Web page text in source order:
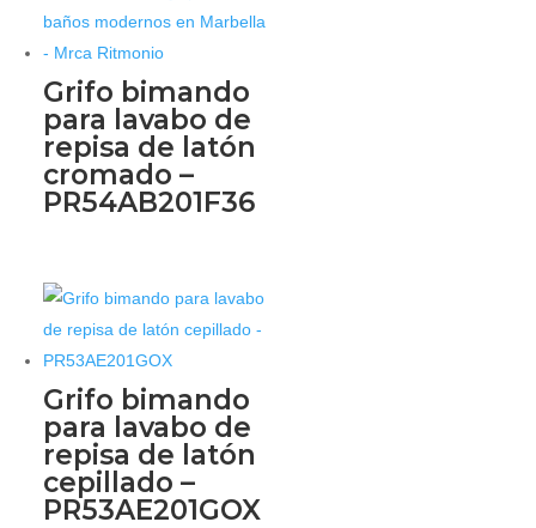
Grifo bimando
para lavabo de
repisa de latón
cromado –
PR54AB201F36
Grifo bimando
para lavabo de
repisa de latón
cepillado –
PR53AE201GOX